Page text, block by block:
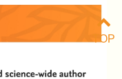
TOP